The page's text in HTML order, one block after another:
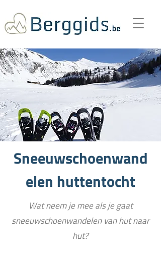
Sneeuwschoenwand
elen huttentocht
Wat neem je mee als je gaat
sneeuwschoenwandelen van hut naar
hut?